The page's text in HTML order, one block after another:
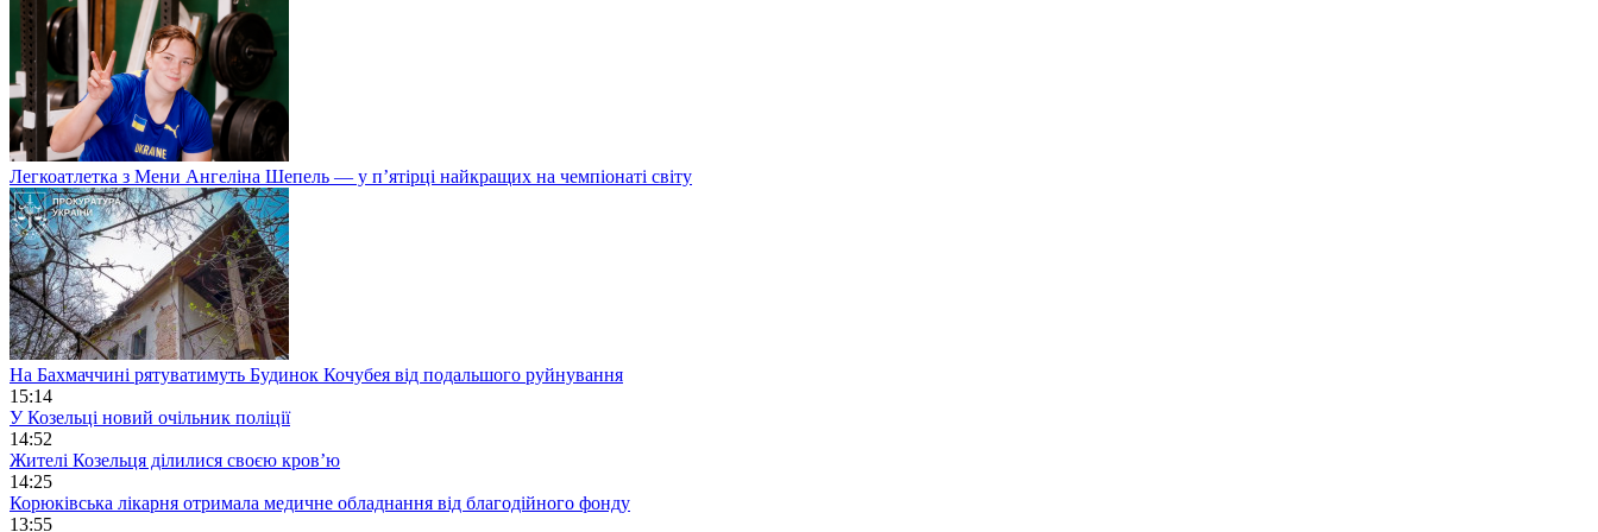
Легкоатлетка з Мени Ангеліна Шепель — у п’ятірці найкращих на чемпіонаті світу
На Бахмаччині рятуватимуть Будинок Кочубея від подальшого руйнування
15:14
У Козельці новий очільник поліції
14:52
Жителі Козельця ділилися своєю кров’ю
14:25
Корюківська лікарня отримала медичне обладнання від благодійного фонду
13:55